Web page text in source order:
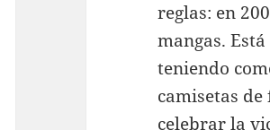
reglas: en
mangas.
teniendo
camisetas
celebrar la